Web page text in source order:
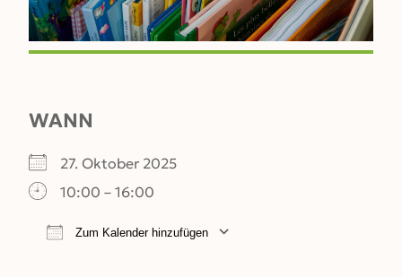
WANN
27. Oktober 2025
10:00 – 16:00
Zum Kalender hinzufügen